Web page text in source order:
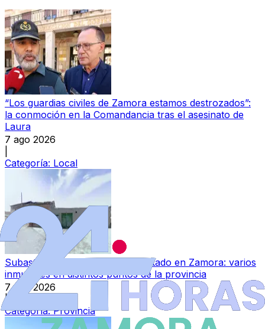
“Los guardias civiles de Zamora estamos destrozados”:
la conmoción en la Comandancia tras el asesinato de
Laura
7 ago 2026
Categoría: Local
Subasta pública de bienes del Estado en Zamora: varios
inmuebles en distintos puntos de la provincia
7 ago 2026
|
Categoría:Provincia